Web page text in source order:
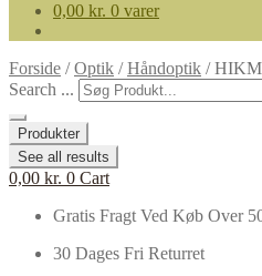
0,00 kr. 0 varer
Forside /Optik /Håndoptik /
Search ...
Produkter
See all results
0,00 kr. 0 Cart
Gratis Fragt Ved Køb Over
30 Dages Fri Returret